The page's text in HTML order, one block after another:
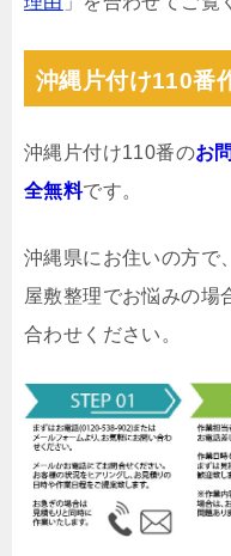
沖縄片付け110番
沖縄片付け110番のお
全無料です。
沖縄県にお住いの方で
屋敷整理でお悩みの場
合わせください。